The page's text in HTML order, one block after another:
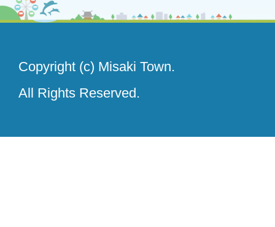
Copyright (c) Misaki Town.
All Rights Reserved.